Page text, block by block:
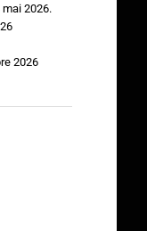
mai 2026.
2026